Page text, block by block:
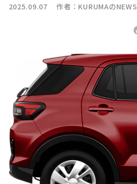
2025.09.07 作者： KURUMAのNEWS